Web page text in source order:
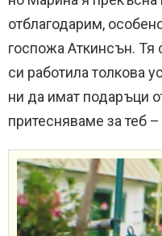
отблагодарим,
госпожа Аткинсън.
си работила толкова
ни да имат подаръци
притесняваме за теб